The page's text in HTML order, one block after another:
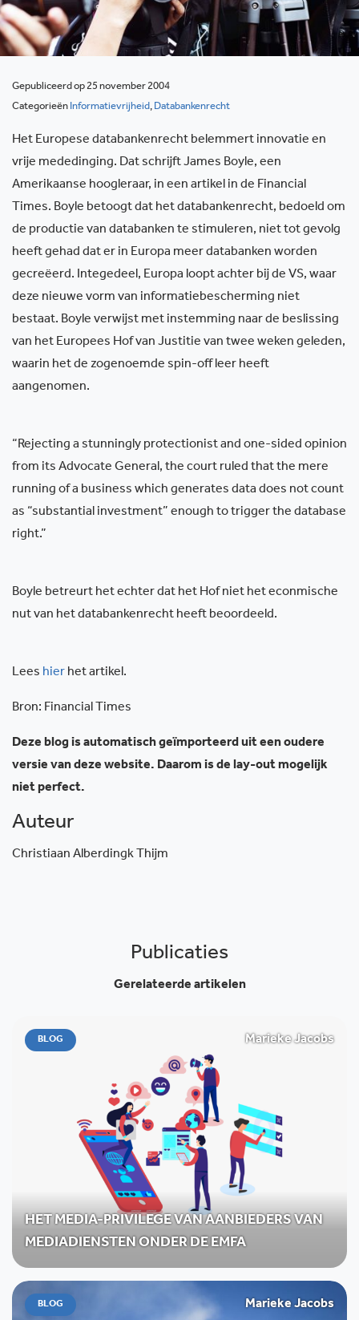
Gepubliceerd op 25 november 2004
Categorieën Informatievrijheid, Databankenrecht
Het Europese databankenrecht belemmert innovatie en
vrije mededinging. Dat schrijft James Boyle, een
Amerikaanse hoogleraar, in een artikel in de Financial
Times. Boyle betoogt dat het databankenrecht, bedoeld om
de productie van databanken te stimuleren, niet tot gevolg
heeft gehad dat er in Europa meer databanken worden
gecreëerd. Integedeel, Europa loopt achter bij de VS, waar
deze nieuwe vorm van informatiebescherming niet
bestaat. Boyle verwijst met instemming naar de beslissing
van het Europees Hof van Justitie van twee weken geleden,
waarin het de zogenoemde spin-off leer heeft
aangenomen.
“Rejecting a stunningly protectionist and one-sided opinion
from its Advocate General, the court ruled that the mere
running of a business which generates data does not count
as “substantial investment” enough to trigger the database
right.”
Boyle betreurt het echter dat het Hof niet het econmische
nut van het databankenrecht heeft beoordeeld.
Lees hier het artikel.
Bron: Financial Times
Deze blog is automatisch geïmporteerd uit een oudere
versie van deze website. Daarom is de lay-out mogelijk
niet perfect.
Auteur
Christiaan Alberdingk Thijm
Publicaties
Gerelateerde artikelen
BLOG Marieke Jacobs
HET MEDIA-PRIVILEGE VAN AANBIEDERS VAN
MEDIADIENSTEN ONDER DE EMFA
BLOG Marieke Jacobs